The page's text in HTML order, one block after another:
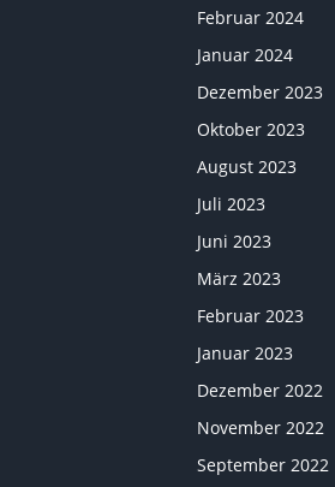
Februar 2024
Januar 2024
Dezember 2023
Oktober 2023
August 2023
Juli 2023
Juni 2023
März 2023
Februar 2023
Januar 2023
Dezember 2022
November 2022
September 2022